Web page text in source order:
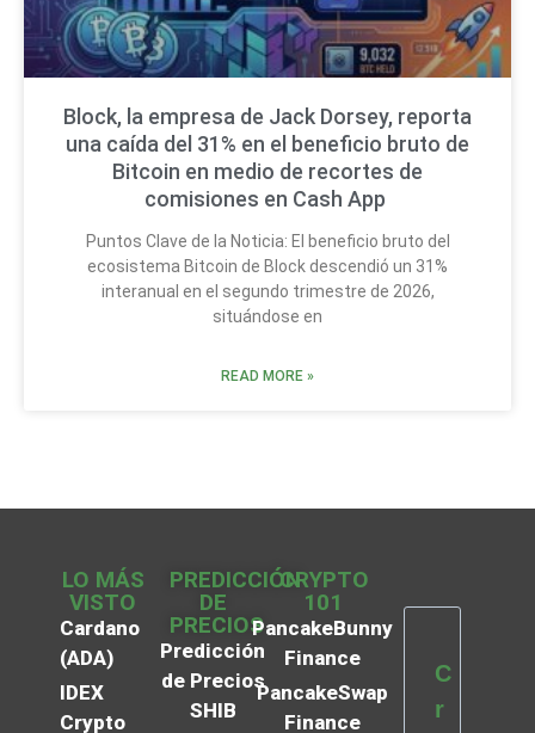
Block, la empresa de Jack Dorsey, reporta
una caída del 31% en el beneficio bruto de
Bitcoin en medio de recortes de
comisiones en Cash App
Puntos Clave de la Noticia: El beneficio bruto del
ecosistema Bitcoin de Block descendió un 31%
interanual en el segundo trimestre de 2026,
situándose en
READ MORE »
LO MÁS
VISTO
Cardano
(ADA)
IDEX
Crypto
PREDICCIÓN
DE
PRECIOS
Predicción
de Precios
SHIB
CRYPTO
101
PancakeBunny
Finance
PancakeSwap
Finance
C
r